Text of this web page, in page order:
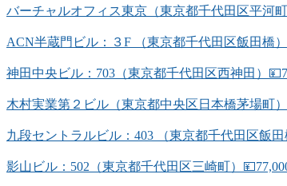
バーチャルオフィス東京（東京都千代田区平
ACN半蔵門ビル：３F （東京都千代田区飯田
神田中央ビル：703（東京都千代田区西神田）
木村実業第２ビル（東京都中央区日本橋茅場町
九段セントラルビル：403 （東京都千代田区
影山ビル：502（東京都千代田区三崎町）